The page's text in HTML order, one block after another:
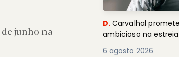
de junho na
D. Carvalhal
ambicioso na
6 agosto 2026